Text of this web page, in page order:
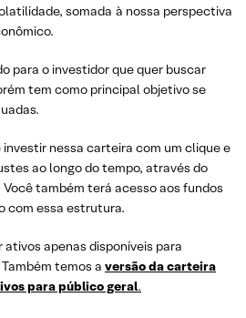
somada à nossa perspectiva
para o investidor que quer buscar
tem como principal objetivo se
nessa carteira com um clique e
ao longo do tempo, através do
Você também terá acesso aos fundos
com essa estrutura.
apenas disponíveis para
temos a versão da carteira
para público geral.